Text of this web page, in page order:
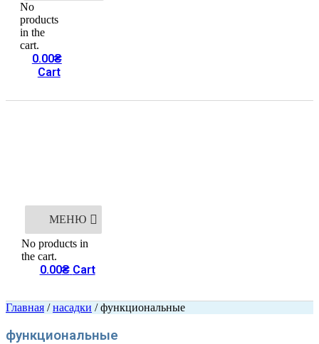
No
products
in the
cart.
0.00₴
Cart
МЕНЮ
No products in
the cart.
0.00₴ Cart
Главная /насадки / функциональные
функциональные